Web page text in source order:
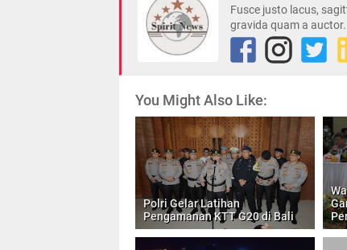
Fusce justo lacus,
gravida quam a
You Might Also Like:
Polri Gelar Latihan
Pengamanan KTT G20 di Bali